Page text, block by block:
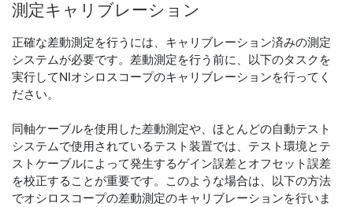
測定キ ャ リ ブレ ーション
正確な差動測定を行うには、キャリブレーション済みの測定
システムが必要です。差動測定を行う前に、以下のタスクを
実行してNIオシロスコープのキャリブレーションを行ってく
ださい。
同軸ケーブルを使用した差動測定や、ほとんどの自動テスト
システムで使用されているテスト装置では、テスト環境とテ
ストケーブルによって発生するゲイン誤差とオフセット誤差
を校正することが重要です。このような場合は、以下の方法
でオシロスコープの差動測定のキャリブレーションを行いま